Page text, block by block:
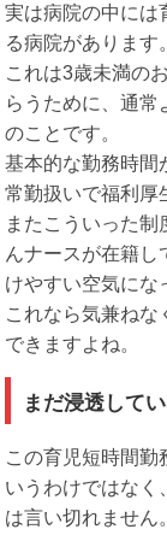
実は病院の中には
る病院があります。
これは3歳未満の
らうために、通常
のことです。
基本的な勤務時間
常勤扱いで福利厚
またこういった制
んナースが在籍し
けやすい空気にな
これなら気兼ねな
できますよね。
まだ浸透して
この育児短時間勤
いうわけではなく
は言い切れません。